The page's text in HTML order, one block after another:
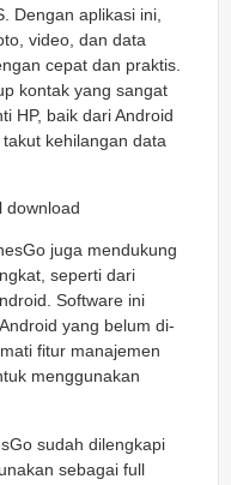
Dengan aplikasi ini,
video, dan data
cepat dan praktis.
kontak yang sangat
HP, baik dari Android
kehilangan data
juga mendukung
seperti dari
Software ini
yang belum di-
fitur manajemen
menggunakan
sudah dilengkapi
sebagai full